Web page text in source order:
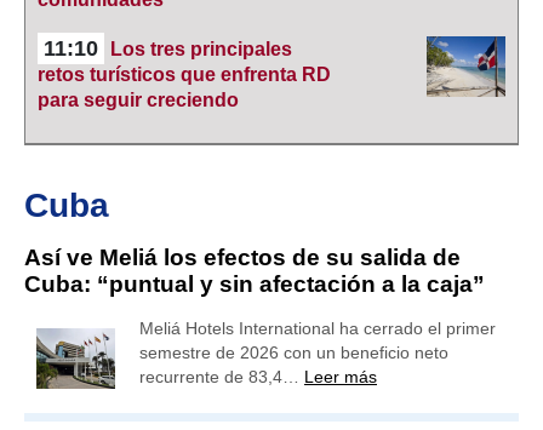
11:10
Los tres principales
retos turísticos que enfrenta RD
para seguir creciendo
Cuba
Así ve Meliá los efectos de su salida de
Cuba: “puntual y sin afectación a la caja”
Meliá Hotels International ha cerrado el primer
semestre de 2026 con un beneficio neto
recurrente de 83,4… Leer más